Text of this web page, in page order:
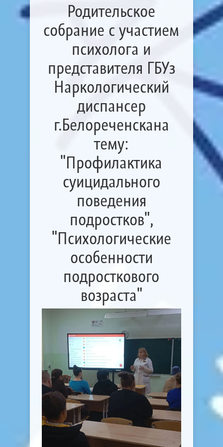
Родительское
собрание с участием
психолога и
представителя ГБУз
Наркологический
диспансер
г.Белореченскана
тему:
"Профилактика
суицидального
поведения
подростков",
"Психологические
особенности
подросткового
возраста"